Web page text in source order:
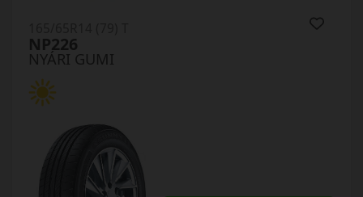
NYÁRI GUMI
NP226